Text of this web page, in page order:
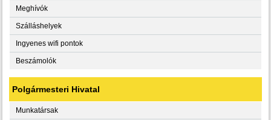
Meghívók
Szálláshelyek
Ingyenes wifi pontok
Beszámolók
Polgármesteri Hivatal
Munkatársak